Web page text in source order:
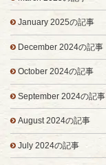
January 2025の記事
December 2024の記事
October 2024の記事
September 2024の記事
August 2024の記事
July 2024の記事